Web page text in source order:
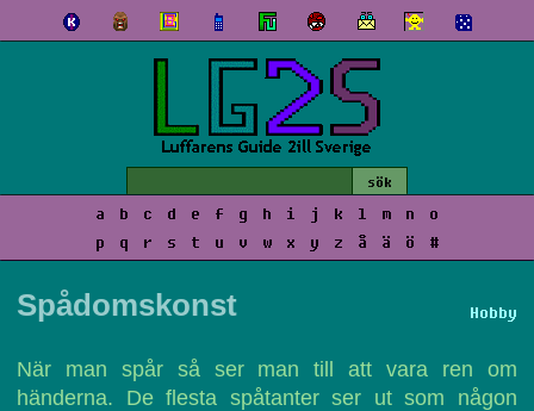
a b c d e f g h i j k l m n
o
p
q r s t u v w x y z å ä ö #
Hobby
Spådomskonst
När man spår så ser man till att vara ren om
händerna. De flesta spåtanter ser ut som någon